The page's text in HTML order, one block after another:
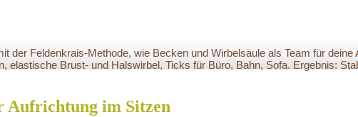
der Feldenkrais-Methode, wie Becken und Wirbelsäule als Team für
elastische Brust- und Halswirbel, Ticks für Büro, Bahn, Sofa. Ergebnis:
Aufrichtung im Sitzen